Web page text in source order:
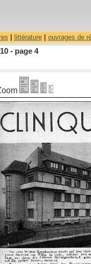
littérature| ouvrages de
- page 4